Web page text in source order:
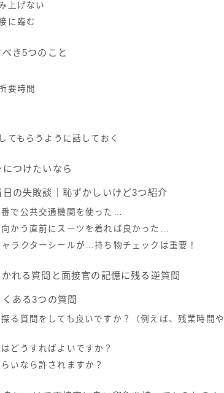
上げない
に臨む
き5つのこと
要時間
てもらうように話しておく
つけたいなら
日の失敗談｜恥ずかしいけど3つ紹介
で公共交通機関を使った…
かう直前にスーツを着れば良かった…
ラクターシールが…持ち物チェックは重要！
れる質問と面接官の記憶に残る逆質問
ある3つの質問
る質問をしても良いですか？（例えば、残業時間や
どうすればよいですか？
いなら許されますか？